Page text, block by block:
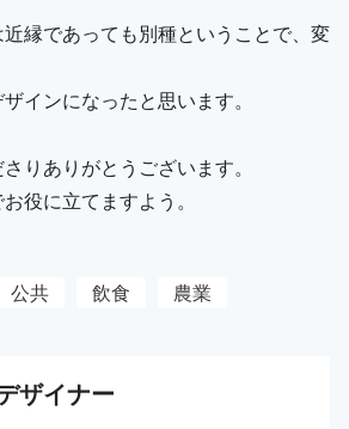
縁であっても別種ということで、変
インになったと思います。
りありがとうございます。
役に立てますよう。
公共 飲食 農業
ザイナー